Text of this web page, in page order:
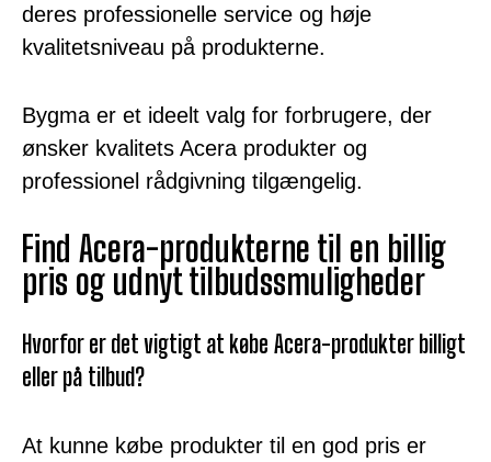
deres professionelle service og høje
kvalitetsniveau på produkterne.
Bygma er et ideelt valg for forbrugere, der
ønsker kvalitets Acera produkter og
professionel rådgivning tilgængelig.
Find Acera-produkterne til en billig
pris og udnyt tilbudssmuligheder
Hvorfor er det vigtigt at købe Acera-produkter billigt
eller på tilbud?
At kunne købe produkter til en god pris er